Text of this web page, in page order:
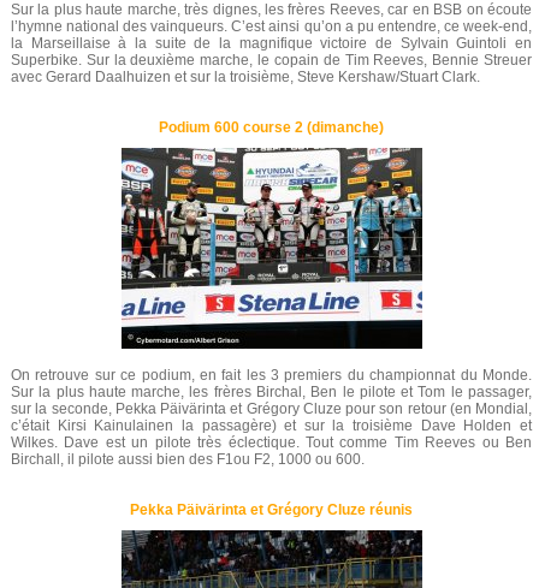
Sur la plus haute marche, très dignes, les frères Reeves, car en BSB on écoute
l’hymne national des vainqueurs. C’est ainsi qu’on a pu entendre, ce week-end,
la Marseillaise à la suite de la magnifique victoire de Sylvain Guintoli en
Superbike. Sur la deuxième marche, le copain de Tim Reeves, Bennie Streuer
avec Gerard Daalhuizen et sur la troisième, Steve Kershaw/Stuart Clark.
Podium 600 course 2 (dimanche)
On retrouve sur ce podium, en fait les 3 premiers du championnat du Monde.
Sur la plus haute marche, les frères Birchal, Ben le pilote et Tom le passager,
sur la seconde, Pekka Päivärinta et Grégory Cluze pour son retour (en Mondial,
c’était Kirsi Kainulainen la passagère) et sur la troisième Dave Holden et
Wilkes. Dave est un pilote très éclectique. Tout comme Tim Reeves ou Ben
Birchall, il pilote aussi bien des F1ou F2, 1000 ou 600.
Pekka Päivärinta et Grégory Cluze réunis